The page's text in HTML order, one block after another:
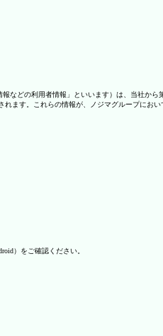
どの利用者情報」といいます）は、当社から
す。これらの情報が、ノジマグループにお
）をご確認ください。